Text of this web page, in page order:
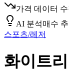
가격 데이터
AI 분석매수 추
스포츠/레저
화이트